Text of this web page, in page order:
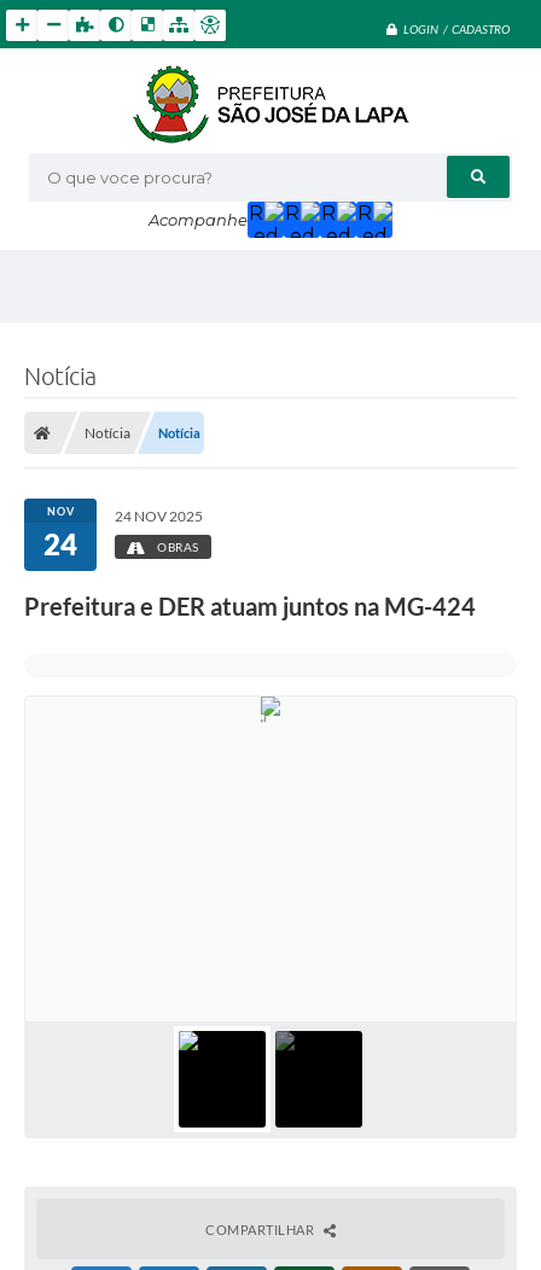
LOGIN / CADASTRO
O que voce procura?
Acompanhe
Notícia
Notícia Notícia
NOV
24
24 NOV 2025
OBRAS
Prefeitura e DER atuam juntos na MG-424
COMPARTILHAR